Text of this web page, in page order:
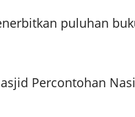
puluhan
Percontohan